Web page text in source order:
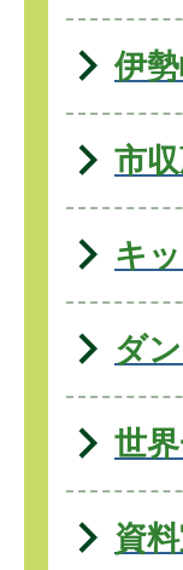
伊
市
キ
ダ
世
資